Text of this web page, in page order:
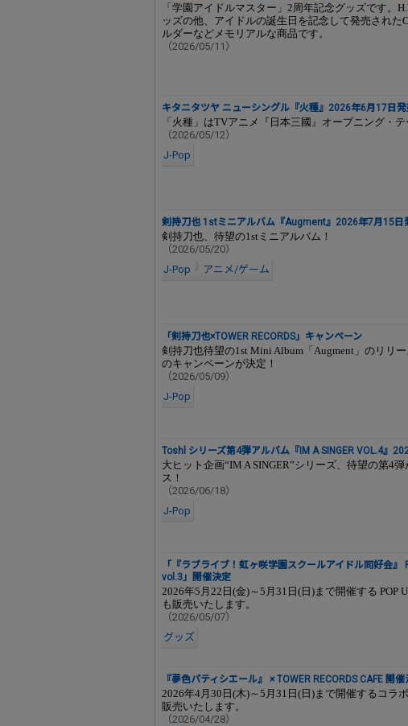
「学園アイドルマスター」2周年記念グッズです。
ッズの他、アイドルの誕生日を記念して発売された
ルダーなどメモリアルな商品です。
（2026/05/11）
キタニタツヤ ニューシングル『火種』2026年6月17日
「火種」はTVアニメ『日本三國』オープニング・テ
（2026/05/12）
J-Pop
剣持刀也 1stミニアルバム『Augment』2026年7月15日
剣持刀也、待望の1stミニアルバム！
（2026/05/20）
J-Pop
アニメ/ゲーム
「剣持刀也×TOWER RECORDS」キャンペーン
剣持刀也待望の1st Mini Album「Augment」のリリ
のキャンペーンが決定！
（2026/05/09）
J-Pop
Toshl シリーズ第4弾アルバム『IM A SINGER VOL.4』
大ヒット企画“IM A SINGER”シリーズ、待望の第4
ス！
（2026/06/18）
J-Pop
「『ラブライブ！虹ヶ咲学園スクールアイドル同好会』
vol.3」開催決定
2026年5月22日(金)～5月31日(日)まで開催する POP
も販売いたします。
（2026/05/07）
グッズ
『夢色パティシエール』 × TOWER RECORDS CAFE 開催
2026年4月30日(木)～5月31日(日)まで開催するコラ
販売いたします。
（2026/04/28）